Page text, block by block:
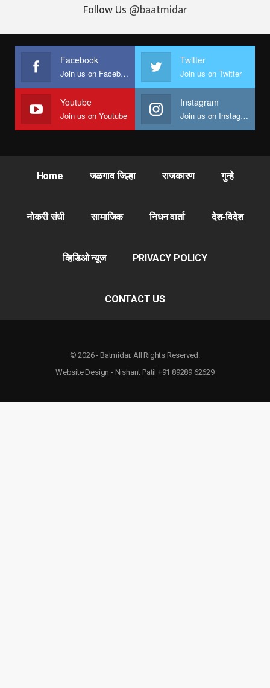
Follow Us @baatmidar
Facebook
Join us on Facebook
Twitter
Join us on Twitter
Youtube
Join us on Youtube
Instagram
Join us on Instagram
Home जळगाव जिल्हा राजकारण गुन्हे
नोकरी संधी सामाजिक निधन वार्ता देश-विदेश
व्हिडिओ न्यूज PRIVACY POLICY
CONTACT US
© 2026 - Batmidar. All Rights Reserved.
Website Design - Nishant Patil +91 89289 62629